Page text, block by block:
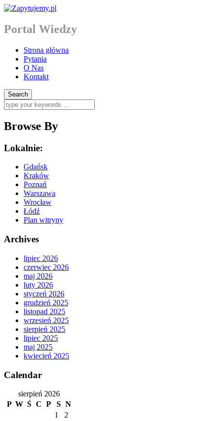
Portal Wiedzy
Strona główna
Pytania
O Nas
Kontakt
Browse By
Lokalnie:
Gdańsk
Kraków
Poznań
Warszawa
Wrocław
Łódź
Plan witryny
Archives
lipiec 2026
czerwiec 2026
maj 2026
luty 2026
styczeń 2026
grudzień 2025
listopad 2025
wrzesień 2025
sierpień 2025
lipiec 2025
maj 2025
kwiecień 2025
Calendar
sierpień 2026
P W Ś C P S N
1
2